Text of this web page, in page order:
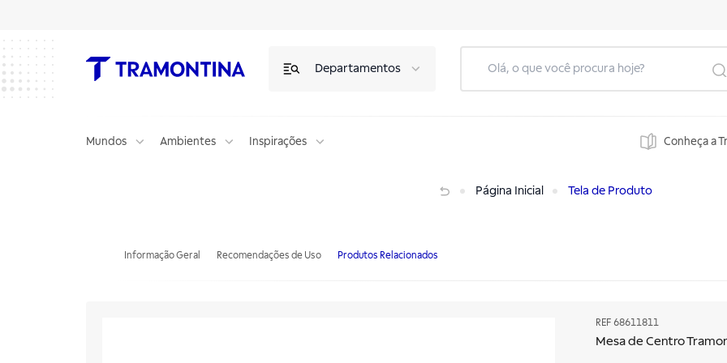
Departamentos
Mundos Ambientes Inspirações Conheça a
Página Inicial Tela de Produto
Informação Geral Recomendações de Uso Produtos Relacionados
REF 68611811
Mesa de Centro